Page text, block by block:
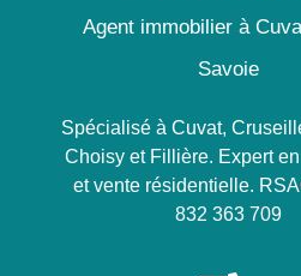
Agent immobilier à
Savoie
Spécialisé à Cuvat,
Choisy et Fillière. Expert
et vente résidentielle.
832 363 709